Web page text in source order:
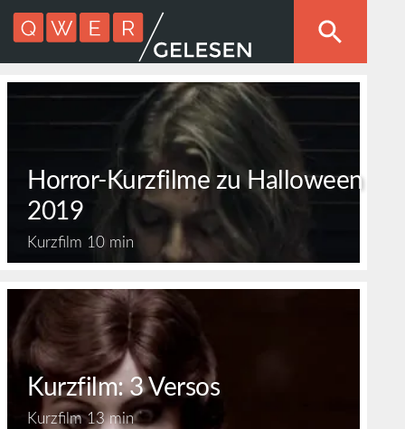
Horror-Kurzfilme zu Halloween
2019
Kurzfilm 10 min
Kurzfilm: 3 Versos
Kurzfilm13 min